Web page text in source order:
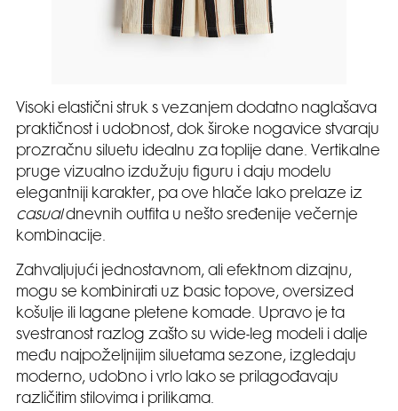
Visoki elastični struk s vezanjem dodatno naglašava
praktičnost i udobnost, dok široke nogavice stvaraju
prozračnu siluetu idealnu za toplije dane. Vertikalne
pruge vizualno izdužuju figuru i daju modelu
elegantniji karakter, pa ove hlače lako prelaze iz
casualdnevnih outfita u nešto sređenije večernje
kombinacije.
Zahvaljujući jednostavnom, ali efektnom dizajnu,
mogu se kombinirati uz basic topove, oversized
košulje ili lagane pletene komade. Upravo je ta
svestranost razlog zašto su wide-leg modeli i dalje
među najpoželjnijim siluetama sezone, izgledaju
moderno, udobno i vrlo lako se prilagođavaju
različitim stilovima i prilikama.